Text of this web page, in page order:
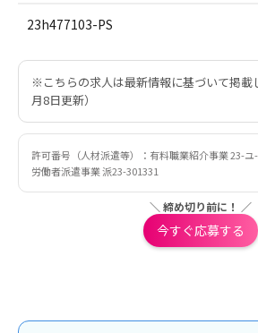
23h477103-PS
※こちらの求人は最新情報に基づいて掲載
月8日更新）
許可番号（人材派遣等）：有料職業紹介事業 23-ユ
労働者派遣事業 派23-301331
＼ 締め切り前に！ ／
今すぐ応募する